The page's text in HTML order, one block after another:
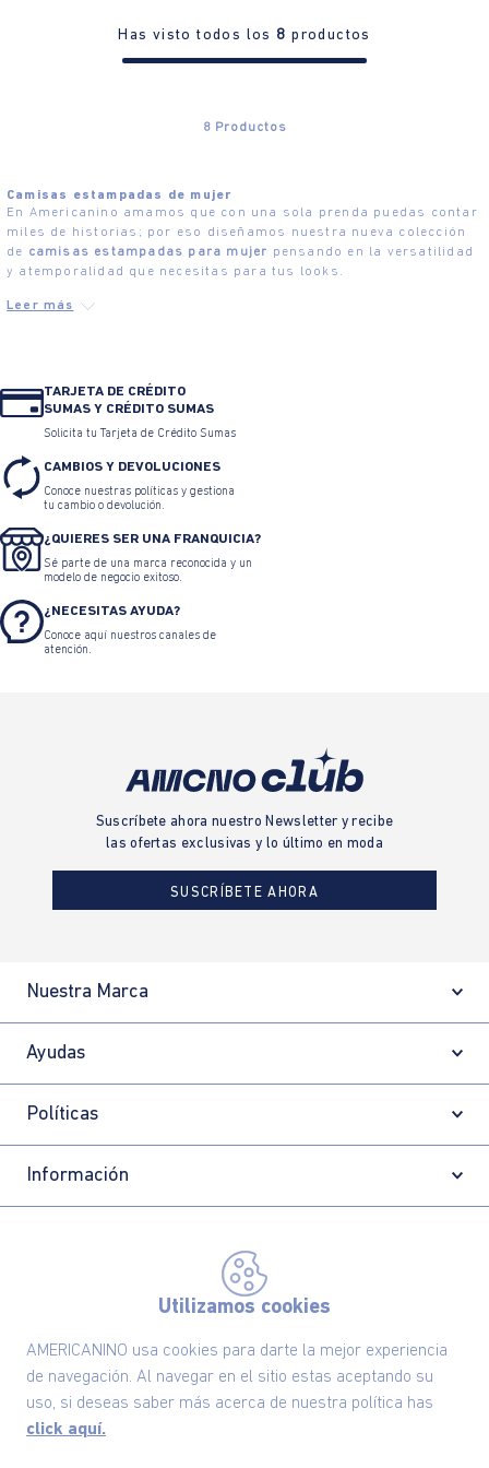
Utilizamos cookies
AMERICANINO usa cookies para darte la mejor experiencia
de navegación. Al navegar en el sitio estas aceptando su
uso, si deseas saber más acerca de nuestra política has
click aquí.
Has visto todos los 8 productos
8 Productos
Camisas estampadas de mujer
En Americanino amamos que con una sola prenda puedas contar
miles de historias; por eso diseñamos nuestra nueva colección
de camisas estampadas para mujer pensando en la versatilidad
y atemporalidad que necesitas para tus looks.
TARJETA DE CRÉDITO
SUMAS Y CRÉDITO SUMAS
Solicita tu Tarjeta de Crédito Sumas
CAMBIOS Y DEVOLUCIONES
Conoce nuestras políticas y gestiona
tu cambio o devolución.
¿QUIERES SER UNA FRANQUICIA?
Sé parte de una marca reconocida y un
modelo de negocio exitoso.
¿NECESITAS AYUDA?
Conoce aquí nuestros canales de
atención.
Suscríbete ahora nuestro Newsletter y recibe
las ofertas exclusivas y lo último en moda
SUSCRÍBETE AHORA
Nuestra Marca
Ayudas
Políticas
Información